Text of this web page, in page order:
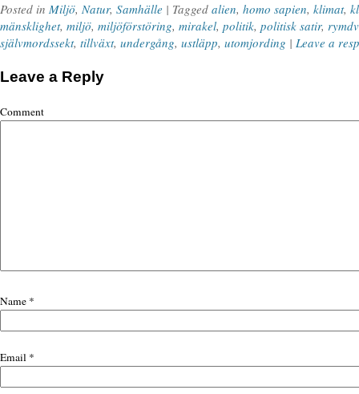
Posted in Miljö, Natur, Samhälle | Tagged alien, homo sapien, klimat,
mänsklighet, miljö, miljöförstöring, mirakel, politik, politisk satir,
självmordssekt, tillväxt, undergång, ustläpp, utomjording | Leave a
Leave a Reply
Comment
Name *
Email *